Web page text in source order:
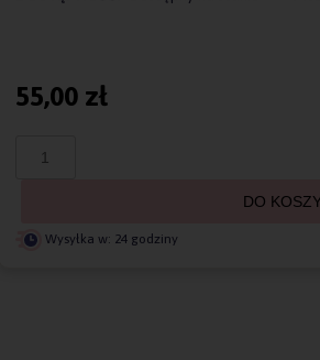
55,00 zł
DO
Wysyłka w: 24 godziny